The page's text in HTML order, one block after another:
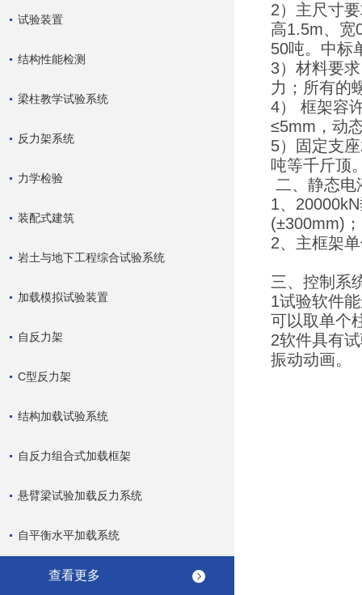
试验装置
结构性能检测
梁柱教学试验系统
反力架系统
力学检验
装配式建筑
岩土与地下工程综合试验系统
加载模拟试验装置
自反力架
C型反力架
结构加载试验系统
自反力组合式加载框架
悬臂梁试验加载反力系统
自平衡水平加载系统
查看更多
2）主尺寸
高1.5m、宽
50吨。中标
3）材料要
力；所有的
4） 框架容
≤5mm，动
5）固定支
吨等千斤顶
二、静态电
1、
(±300mm)
2、主框架
三、控制系
1试验软件
可以取单个
2软件具有
振动动画。